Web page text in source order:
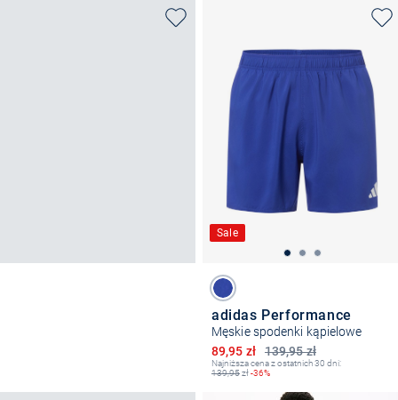
Sale
adidas Performance
Męskie spodenki kąpielowe
139,95 zł
Obniżona cena
89,95 zł
Najniższa cena z ostatnich 30 dni:
139,95zł-36%